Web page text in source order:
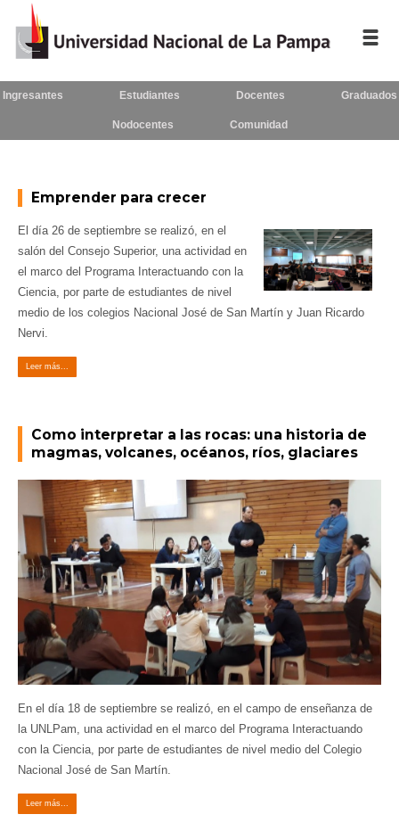
La UNLPam
Rectorado / Secretarías
Facultades
Contacto
Seguínos
Ingresantes Estudiantes Docentes Graduados
Nodocentes Comunidad
Emprender para crecer
El día 26 de septiembre se realizó, en el
salón del Consejo Superior, una actividad en
el marco del Programa Interactuando con la
Ciencia, por parte de estudiantes de nivel
medio de los colegios Nacional José de San Martín y Juan Ricardo
Nervi.
Leer más...
Como interpretar a las rocas: una historia de
magmas, volcanes, océanos, ríos, glaciares
En el día 18 de septiembre se realizó, en el campo de enseñanza de
la UNLPam, una actividad en el marco del Programa Interactuando
con la Ciencia, por parte de estudiantes de nivel medio del Colegio
Nacional José de San Martín.
Leer más...